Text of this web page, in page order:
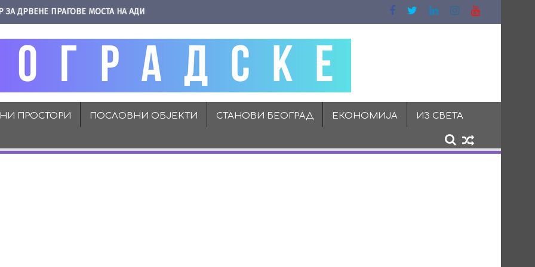
ЗА ДРВЕНЕ ПРАГОВЕ МОСТА НА АДИ
ПРОСТОРИ ПОСЛОВНИ ОБЈЕКТИ СТАНОВИ БЕОГРАД ЕКОНОМИЈА ИЗ СВЕТА